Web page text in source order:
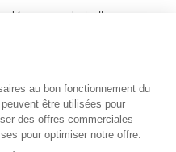
de belles
Politique de confidentialité.Protection